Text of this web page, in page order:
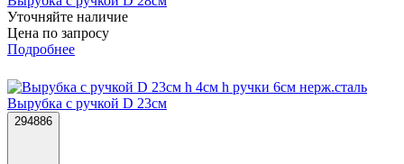
Уточняйте наличие
Цена по запросу
Подробнее
294886